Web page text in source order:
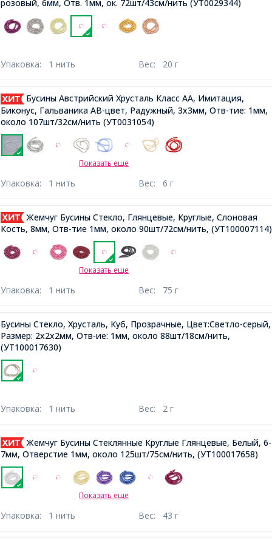
розовый, 6мм, Отв. 1мм, ок. 72шт/43см/нить (УТ0029344)
Упаковка: 1 нить Вес: 20 г
Бусины Австрийский Хрусталь Класс АА, Имитация,
Биконус, Гальваника АВ-цвет, Радужный, 3х3мм, Отв-тие: 1мм,
около 107шт/32см/нить (УТ0031054)
Показать еще
Упаковка: 1 нить Вес: 6 г
Жемчуг Бусины Стекло, Глянцевые, Круглые, Слоновая
Кость, 8мм, Отв-тие 1мм, около 90шт/72см/нить, (УТ100007114)
Показать еще
Упаковка: 1 нить Вес: 75 г
Бусины Стекло, Хрусталь, Куб, Прозрачные, Цвет:Светло-серый,
Размер: 2х2х2мм, Отв-ие: 1мм, около 88шт/18см/нить,
(УТ100017630)
Упаковка: 1 нить Вес: 2 г
Жемчуг Бусины Стеклянные Круглые Глянцевые, Белый, 6-
7мм, Отверстие 1мм, около 125шт/75см/нить, (УТ100017658)
Показать еще
Упаковка: 1 нить Вес: 43 г